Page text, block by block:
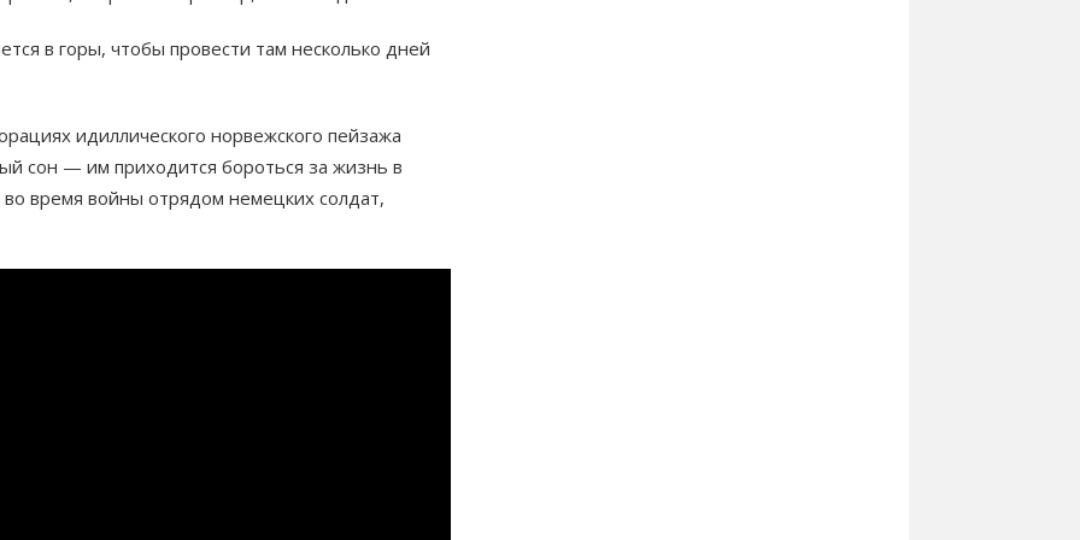
в горы, чтобы провести там несколько дней
идиллического норвежского пейзажа
сон — им приходится бороться за жизнь в
время войны отрядом немецких солдат,